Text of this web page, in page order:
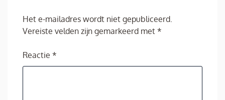
Het e-mailadres wordt niet gepubliceerd.
Vereiste velden zijn gemarkeerd met *
Reactie *